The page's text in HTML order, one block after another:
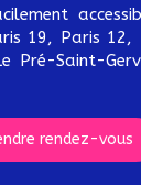
19, Paris 12,
Pré-Saint-
rendez-vous